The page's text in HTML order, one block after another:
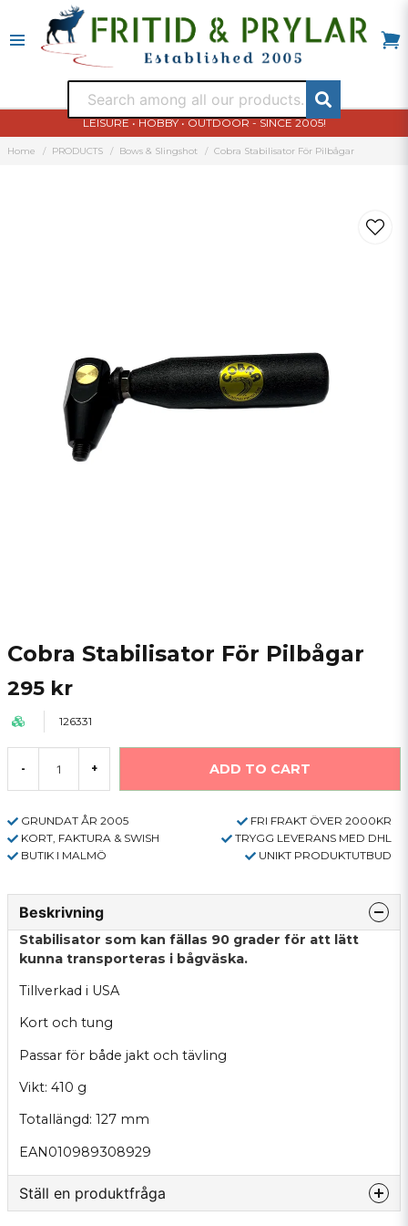
LEISURE • HOBBY • OUTDOOR - SINCE 2005!
Home PRODUCTS Bows & Slingshot Cobra Stabilisator För Pilbågar
Cobra Stabilisator För Pilbågar
295 kr
126331
- + ADD TO CART
GRUNDAT ÅR 2005
FRI FRAKT ÖVER 2000KR
KORT, FAKTURA & SWISH
TRYGG LEVERANS MED DHL
BUTIK I MALMÖ
UNIKT PRODUKTUTBUD
Beskrivning
Stabilisator som kan fällas 90 grader för att lätt
kunna transporteras i bågväska.
Tillverkad i USA
Kort och tung
Passar för både jakt och tävling
Vikt: 410 g
Totallängd: 127 mm
EAN010989308929
Ställ en produktfråga